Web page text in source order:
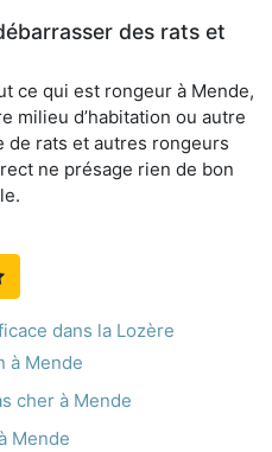
des rats et
ce qui est rongeur à Mende,
milieu d’habitation ou autre
de rats et autres rongeurs
ne présage rien de bon
dans la Lozère
à Mende
cher à Mende
Mende